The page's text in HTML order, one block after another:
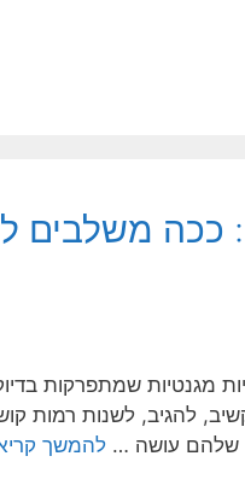
ככה משלבים
מגנטיות שמתפרקות
להגיב, לשנות רמות
שלהם עושה … להמשך